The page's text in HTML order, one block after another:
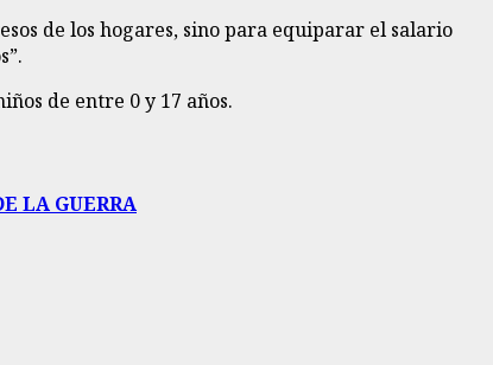
de los hogares, sino para equiparar el salario
de entre 0 y 17 años.
LA GUERRA